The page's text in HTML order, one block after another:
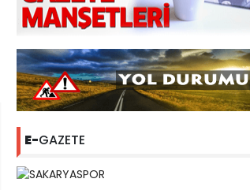
E-GAZETE